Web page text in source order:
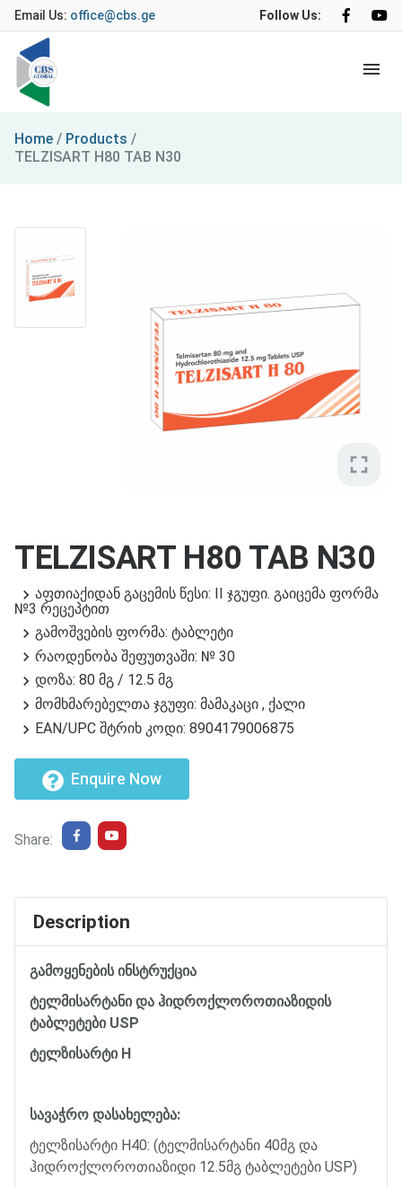
Email Us: office@cbs.ge Follow Us:
Home / Products /
TELZISART H80 TAB N30
fullscreen
TELZISART H80 TAB N30
აფთიაქიდან გაცემის წესი: II ჯგუფი. გაიცემა ფორმა
№3 რეცეპტით
გამოშვების ფორმა: ტაბლეტი
რაოდენობა შეფუთვაში: № 30
დოზა: 80 მგ / 12.5 მგ
მომხმარებელთა ჯგუფი: მამაკაცი , ქალი
EAN/UPC შტრიხ კოდი: 8904179006875
Enquire Now
Share:
Description
გამოყენების ინსტრუქცია
ტელმისარტანი და ჰიდროქლოროთიაზიდის
ტაბლეტები USP
ტელზისარტი H
სავაჭრო დასახელება:
ტელზისარტი H40: (ტელმისარტანი 40მგ და
ჰიდროქლოროთიაზიდი 12.5მგ ტაბლეტები USP)